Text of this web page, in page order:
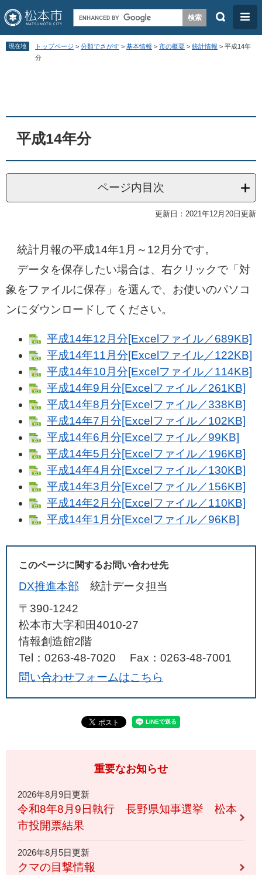
ペ
す
。
メ
し
て
検
メ
ニ
ュ
現在地 トップページ > 分類でさがす > 基本情報 > 市の概要 > 統計情報 > 平成14年
分
平成14年分
ページ内目次
更新日：2021年12月20日更新
統計月報の平成14年1月～12月分です。
データを保存したい場合は、右クリックで「対
象をファイルに保存」を選んで、お使いのパソコ
ンにダウンロードしてください。
平成14年12月分[Excelファイル／689KB]
平成14年11月分[Excelファイル／122KB]
平成14年10月分[Excelファイル／114KB]
平成14年9月分[Excelファイル／261KB]
平成14年8月分[Excelファイル／338KB]
平成14年7月分[Excelファイル／102KB]
平成14年6月分[Excelファイル／99KB]
平成14年5月分[Excelファイル／196KB]
平成14年4月分[Excelファイル／130KB]
平成14年3月分[Excelファイル／156KB]
平成14年2月分[Excelファイル／110KB]
平成14年1月分[Excelファイル／96KB]
このページに関するお問い合わせ先
DX推進本部
統計データ担当
〒390-1242
松本市大字和田4010‐27
情報創造館2階
Tel：0263‐48‐7020
Fax：0263‐48‐7001
問い合わせフォームはこちら
重要なお知らせ
2026年8月9日更新
令和8年8月9日執行 長野県知事選挙 松本
市投開票結果
2026年8月5日更新
クマの目撃情報